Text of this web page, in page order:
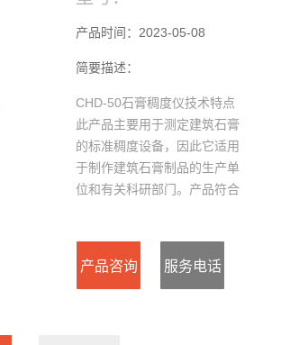
产品时间：2023-05-08
简要描述：
CHD-50石膏稠度仪技术特点
此产品主要用于测定建筑石膏
的标准稠度设备，因此它适用
于制作建筑石膏制品的生产单
位和有关科研部门。产品符合
产品咨询 服务电话